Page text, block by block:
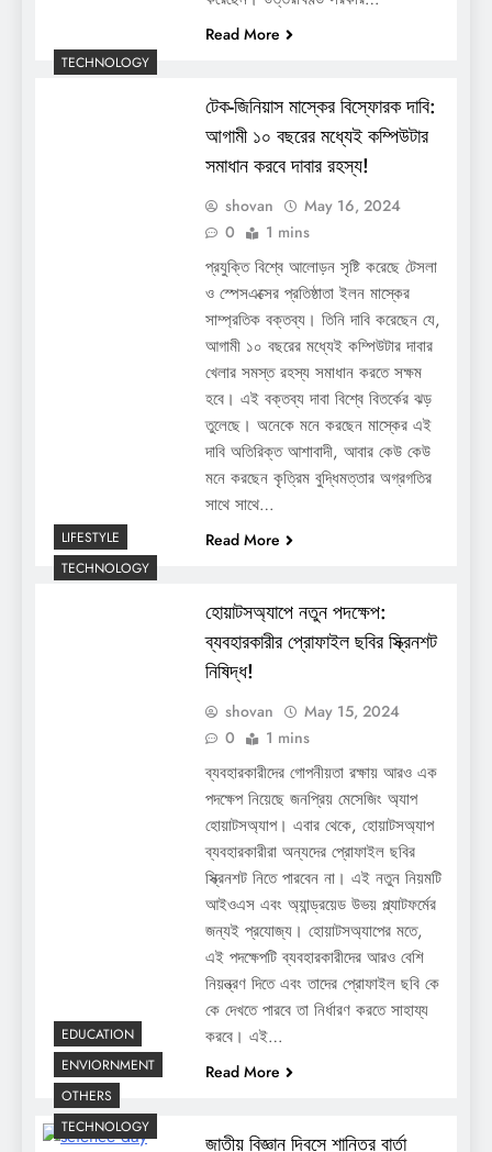
Read More
TECHNOLOGY
টেক-জিনিয়াস মাস্কের বিস্ফোরক দাবি:
আগামী ১০ বছরের মধ্যেই কম্পিউটার
সমাধান করবে দাবার রহস্য!
shovan
May 16, 2024
0
1 mins
প্রযুক্তি বিশ্বে আলোড়ন সৃষ্টি করেছে টেসলা
ও স্পেসএক্সের প্রতিষ্ঠাতা ইলন মাস্কের
সাম্প্রতিক বক্তব্য। তিনি দাবি করেছেন যে,
আগামী ১০ বছরের মধ্যেই কম্পিউটার দাবার
খেলার সমস্ত রহস্য সমাধান করতে সক্ষম
হবে। এই বক্তব্য দাবা বিশ্বে বিতর্কের ঝড়
তুলেছে। অনেকে মনে করছেন মাস্কের এই
দাবি অতিরিক্ত আশাবাদী, আবার কেউ কেউ
মনে করছেন কৃত্রিম বুদ্ধিমত্তার অগ্রগতির
সাথে সাথে…
Read More
LIFESTYLE
TECHNOLOGY
হোয়াটসঅ্যাপে নতুন পদক্ষেপ:
ব্যবহারকারীর প্রোফাইল ছবির স্ক্রিনশট
নিষিদ্ধ!
shovan
May 15, 2024
0
1 mins
ব্যবহারকারীদের গোপনীয়তা রক্ষায় আরও এক
পদক্ষেপ নিয়েছে জনপ্রিয় মেসেজিং অ্যাপ
হোয়াটসঅ্যাপ। এবার থেকে, হোয়াটসঅ্যাপ
ব্যবহারকারীরা অন্যদের প্রোফাইল ছবির
স্ক্রিনশট নিতে পারবেন না। এই নতুন নিয়মটি
আইওএস এবং অ্যান্ড্রয়েড উভয় প্ল্যাটফর্মের
জন্যই প্রযোজ্য। হোয়াটসঅ্যাপের মতে,
এই পদক্ষেপটি ব্যবহারকারীদের আরও বেশি
নিয়ন্ত্রণ দিতে এবং তাদের প্রোফাইল ছবি কে
কে দেখতে পারবে তা নির্ধারণ করতে সাহায্য
করবে। এই…
Read More
EDUCATION
ENVIORNMENT
OTHERS
TECHNOLOGY
জাতীয় বিজ্ঞান দিবসে শান্তির বার্তা